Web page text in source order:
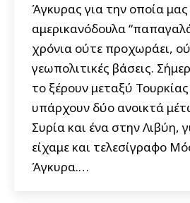
Άγκυρας για την οποία
αμερικανόδουλα
χρόνια ούτε προχωράει,
γεωπολιτικές βάσεις.
το ξέρουν μεταξύ
υπάρχουν δύο ανοικτά
Συρία και ένα στην Λιβύη,
είχαμε και τελεσίγραφο
Άγκυρα.…